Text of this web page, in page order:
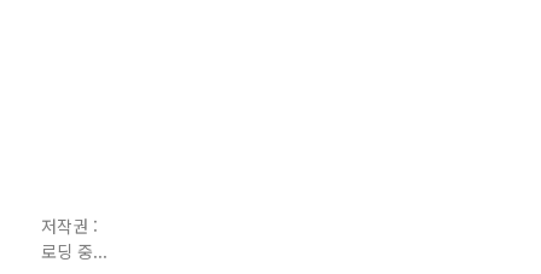
저작권 :
로딩 중...